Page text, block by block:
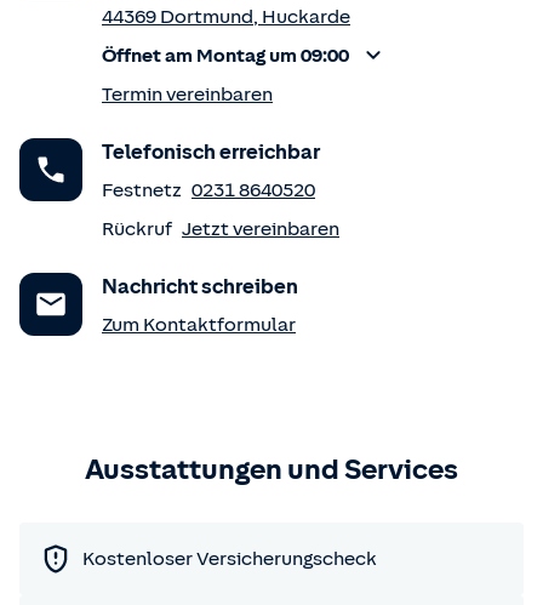
44369 Dortmund, Huckarde
Öffnet am Montag um 09:00
Termin vereinbaren
Telefonisch erreichbar
Festnetz 0231 8640520
Rückruf Jetzt vereinbaren
Nachricht schreiben
Zum Kontaktformular
Ausstattungen und Services
Kostenloser Versicherungscheck